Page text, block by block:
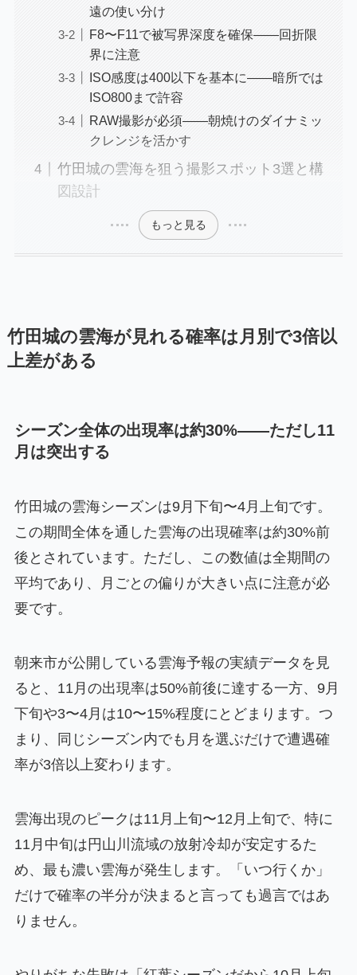
遠の使い分け
F8〜F11で被写界深度を確保——回折限
界に注意
ISO感度は400以下を基本に——暗所では
ISO800まで許容
RAW撮影が必須——朝焼けのダイナミッ
クレンジを活かす
竹田城の雲海を狙う撮影スポット3選と構
図設計
もっと見る
竹田城の雲海が見れる確率は月別で3倍以
上差がある
シーズン全体の出現率は約30%——ただし11
月は突出する
竹田城の雲海シーズンは9月下旬〜4月上旬です。
この期間全体を通した雲海の出現確率は約30%前
後とされています。ただし、この数値は全期間の
平均であり、月ごとの偏りが大きい点に注意が必
要です。
朝来市が公開している雲海予報の実績データを見
ると、11月の出現率は50%前後に達する一方、9月
下旬や3〜4月は10〜15%程度にとどまります。つ
まり、同じシーズン内でも月を選ぶだけで遭遇確
率が3倍以上変わります。
雲海出現のピークは11月上旬〜12月上旬で、特に
11月中旬は円山川流域の放射冷却が安定するた
め、最も濃い雲海が発生します。「いつ行くか」
だけで確率の半分が決まると言っても過言ではあ
りません。